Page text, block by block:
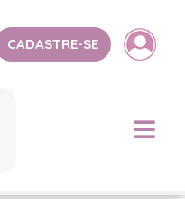
CADASTRE-SE